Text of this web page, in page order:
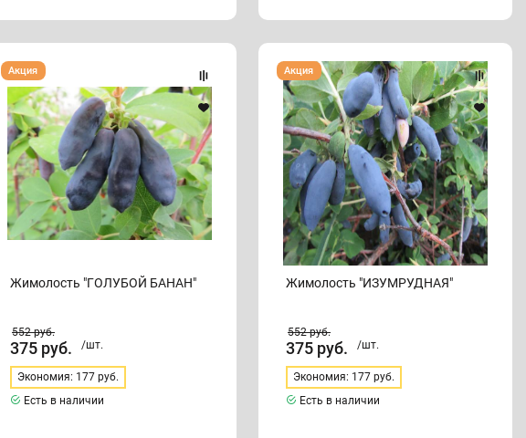
Жимолость
"ГОЛУБОЙ
БАНАН"
Жимолость "ГОЛУБОЙ БАНАН"
Акция
552руб.
375 руб. /шт.
Экономия: 177 руб.
Есть в наличии
Жимолость
"ИЗУМРУДНАЯ"
Жимолость "ИЗУМРУДНАЯ"
Акция
552руб.
375 руб. /шт.
Экономия: 177 руб.
Есть в наличии